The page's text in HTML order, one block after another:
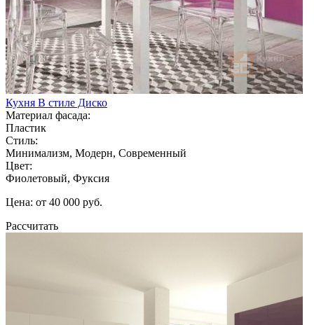
Кухня В стиле Диско
Материал фасада:
Пластик
Стиль:
Минимализм, Модерн, Современный
Цвет:
Фиолетовый, Фуксия
Цена: от 40 000 руб.
Рассчитать